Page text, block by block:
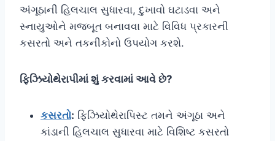
અંગૂઠાની હિલચાલ સુધારવા, દુખાવો ઘટાડવા અને
સ્નાયુઓને મજબૂત બનાવવા માટે વિવિધ પ્રકારની
કસરતો અને તકનીકોનો ઉપયોગ કરશે.
ફિઝિયોથેરાપીમાં શું કરવામાં આવે છે?
કસરતો: ફિઝિયોથેરાપિસ્ટ તમને અંગૂઠા અને
કાંડાની હિલચાલ સુધારવા માટે વિશિષ્ટ કસરતો